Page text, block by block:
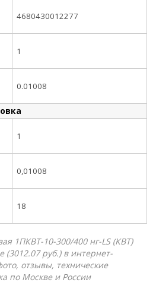
4680430012277
1
0.01008
1
0,01008
18
1ПКВТ-10-300/400 нг-LS (КВТ)
(3012.07 руб.) в интернет-
отзывы, технические
по Москве и России